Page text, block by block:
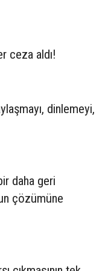
ceza aldı!
dinlemeyi,
daha geri
çözümüne